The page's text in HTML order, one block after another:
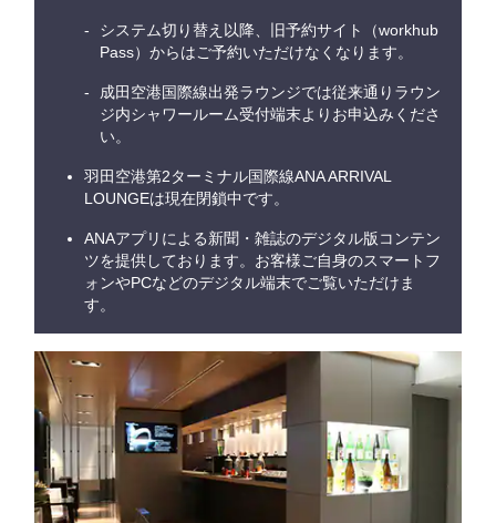
システム切り替え以降、旧予約サイト（workhub
Pass）からはご予約いただけなくなります。
成田空港国際線出発ラウンジでは従来通りラウン
ジ内シャワールーム受付端末よりお申込みくださ
い。
羽田空港第2ターミナル国際線ANA ARRIVAL
LOUNGEは現在閉鎖中です。
ANAアプリによる新聞・雑誌のデジタル版コンテン
ツを提供しております。お客様ご自身のスマートフ
ォンやPCなどのデジタル端末でご覧いただけま
す。